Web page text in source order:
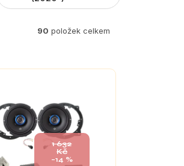
90 položek celkem
1 632
Kč
–14 %